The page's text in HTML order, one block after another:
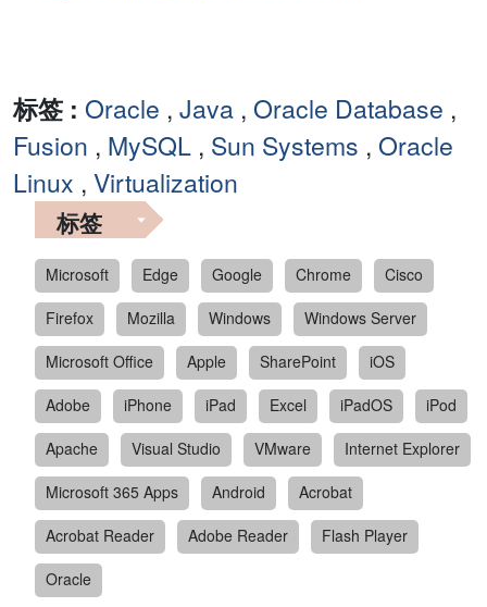
标签 : Oracle , Java , Oracle Database ,
Fusion , MySQL , Sun Systems , Oracle
Linux , Virtualization
标签
Microsoft Edge Google Chrome
Cisco
Firefox
Mozilla Windows
Windows Server
Microsoft Office
Apple SharePoint
iOS
Adobe
iPhone iPad Excel iPadOS
iPod
Apache
Visual Studio VMware
Internet Explorer
Microsoft 365 Apps
Android
Acrobat
Acrobat Reader
Adobe Reader
Flash Player
Oracle